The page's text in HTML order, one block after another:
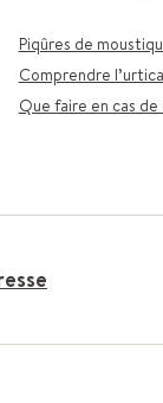
Piqûres de
Comprendre
Que faire en cas